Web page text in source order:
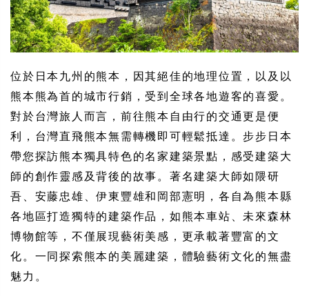
位於日本九州的熊本，因其絕佳的地理位置，以及以
熊本熊為首的城市行銷，受到全球各地遊客的喜愛。
對於台灣旅人而言，前往熊本自由行的交通更是便
利，台灣直飛熊本無需轉機即可輕鬆抵達。步步日本
帶您探訪熊本獨具特色的名家建築景點，感受建築大
師的創作靈感及背後的故事。著名建築大師如隈研
吾、安藤忠雄、伊東豐雄和岡部憲明，各自為熊本縣
各地區打造獨特的建築作品，如熊本車站、未來森林
博物館等，不僅展現藝術美感，更承載著豐富的文
化。一同探索熊本的美麗建築，體驗藝術文化的無盡
魅力。